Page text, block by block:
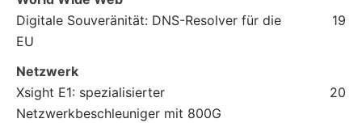
Digitale Souveränität: DNS-Resolver für die
EU
19
Netzwerk
Xsight E1: spezialisierter
Netzwerkbeschleuniger mit 800G
20